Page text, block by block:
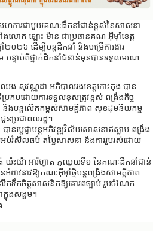
សហការជាមួយគណៈដឹកនាំជាន់ខ្ពស់នៃសាសនា
ងលោក ឡោះ ម៉ាន ជាប្រធានគណៈអ៊ីម៉ាំខេត្ត
ាំ២០២៦ ដើម្បីបន្តដឹកនាំ និងបម្រើការងារ
ន្ទាប់ពីថ្នាក់ដឹកនាំជំនាន់មុនបានទទួលមរណ
ង សុវណ្ណដា អភិបាលរងខេត្តកោះកុង បាន
រកបដោយការទទួលខុសត្រូវខ្ពស់ ពង្រឹងកិច្ច
និងបន្តលើកកម្ពស់សាមគ្គីភាព សុខដុមនីយកម្ម
នប្រជាពលរដ្ឋ។
នប្តេជ្ញាបន្តអភិវឌ្ឍវិស័យសាសនាឥស្លាម ពង្រឹង
រអប់រំសីលធម៌ តម្លៃសាសនា និងការរួមរស់ដោយ
យ៉ះយ៉ា អារ៉ហ្វាត ភូឈួយទី១ នៃគណៈដឹកនាំជាន់
ពាវនាវឱ្យគណៈអ៊ីម៉ាំថ្មីបន្តពង្រឹងសាមគ្គីភាព
ើកទឹកចិត្តសាសនិកឱ្យគោរពច្បាប់ រួមចំណែក
នុងសង្គម។